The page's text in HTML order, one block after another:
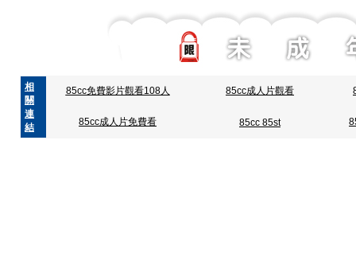
相
關
連
結
85cc免費影片觀看108人 85cc成人片觀看
85cc成人片免費看 85cc 85st